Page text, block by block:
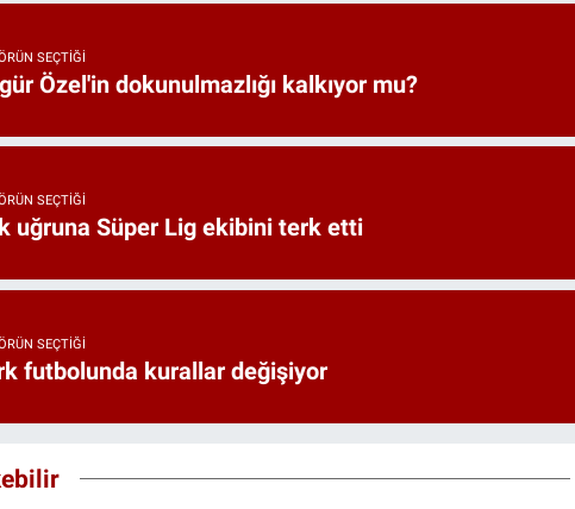
SEÇTIĞI
Özel'in dokunulmazlığı kalkıyor mu?
SEÇTIĞI
uğruna Süper Lig ekibini terk etti
SEÇTIĞI
futbolunda kurallar değişiyor